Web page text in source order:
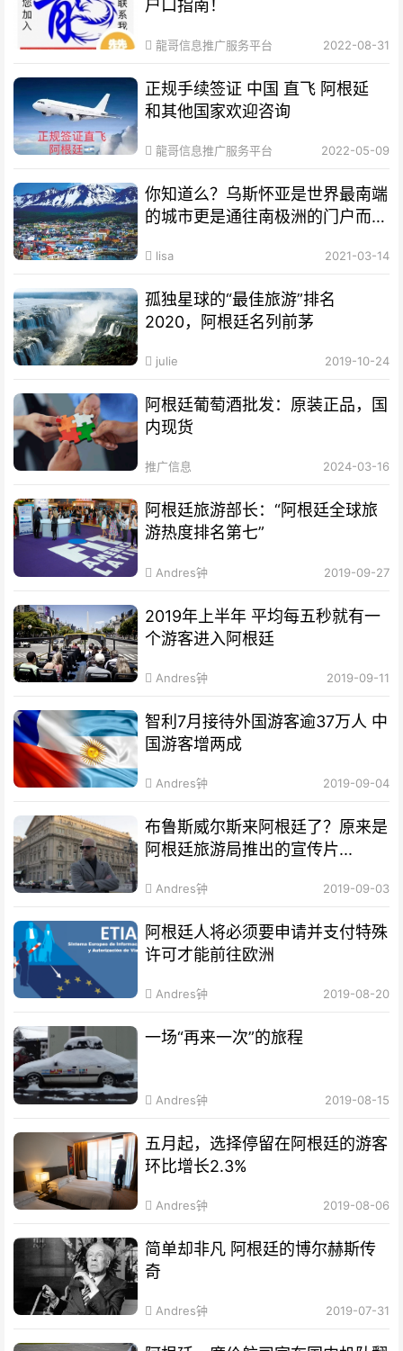
户口指南！
龍哥信息推广服务平台 2022-08-31
正规手续签证 中国 直飞 阿根延
和其他国家欢迎咨询
龍哥信息推广服务平台 2022-05-09
你知道么？乌斯怀亚是世界最南端
的城市更是通往南极洲的门户而驰
lisa 2021-03-14
孤独星球的“最佳旅游”排名
2020，阿根廷名列前茅
julie 2019-10-24
阿根廷葡萄酒批发：原装正品，国
内现货
推广信息 2024-03-16
阿根廷旅游部长：“阿根廷全球旅
游热度排名第七”
Andres钟 2019-09-27
2019年上半年 平均每五秒就有一
个游客进入阿根廷
Andres钟 2019-09-11
智利7月接待外国游客逾37万人 中
国游客增两成
Andres钟 2019-09-04
布鲁斯威尔斯来阿根廷了？原来是
阿根廷旅游局推出的宣传片...
Andres钟 2019-09-03
阿根廷人将必须要申请并支付特殊
许可才能前往欧洲
Andres钟 2019-08-20
一场“再来一次”的旅程
Andres钟 2019-08-15
五月起，选择停留在阿根廷的游客
环比增长2.3%
Andres钟 2019-08-06
简单却非凡 阿根廷的博尔赫斯传
奇
Andres钟 2019-07-31